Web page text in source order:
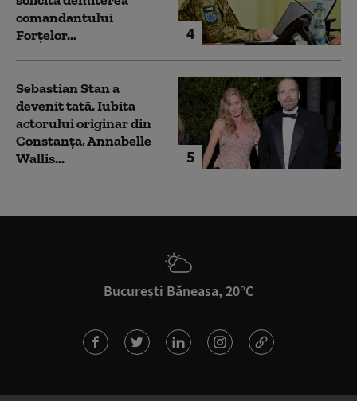
4
comandantului
Forțelor...
5
Sebastian Stan a
devenit tată. Iubita
actorului originar din
Constanța, Annabelle
Wallis...
București Băneasa, 20°C